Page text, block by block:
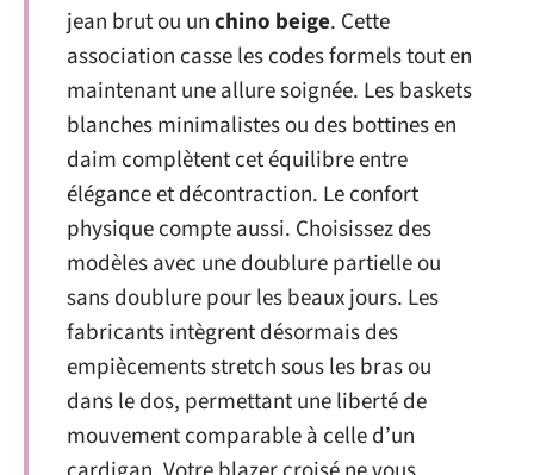
jean brut ou unchino beige. Cette
association casse les codes formels tout en
maintenant une allure soignée. Les baskets
blanches minimalistes ou des bottines en
daim complètent cet équilibre entre
élégance et décontraction. Le confort
physique compte aussi. Choisissez des
modèles avec une doublure partielle ou
sans doublure pour les beaux jours. Les
fabricants intègrent désormais des
empiècements stretch sous les bras ou
dans le dos, permettant une liberté de
mouvement comparable à celle d’un